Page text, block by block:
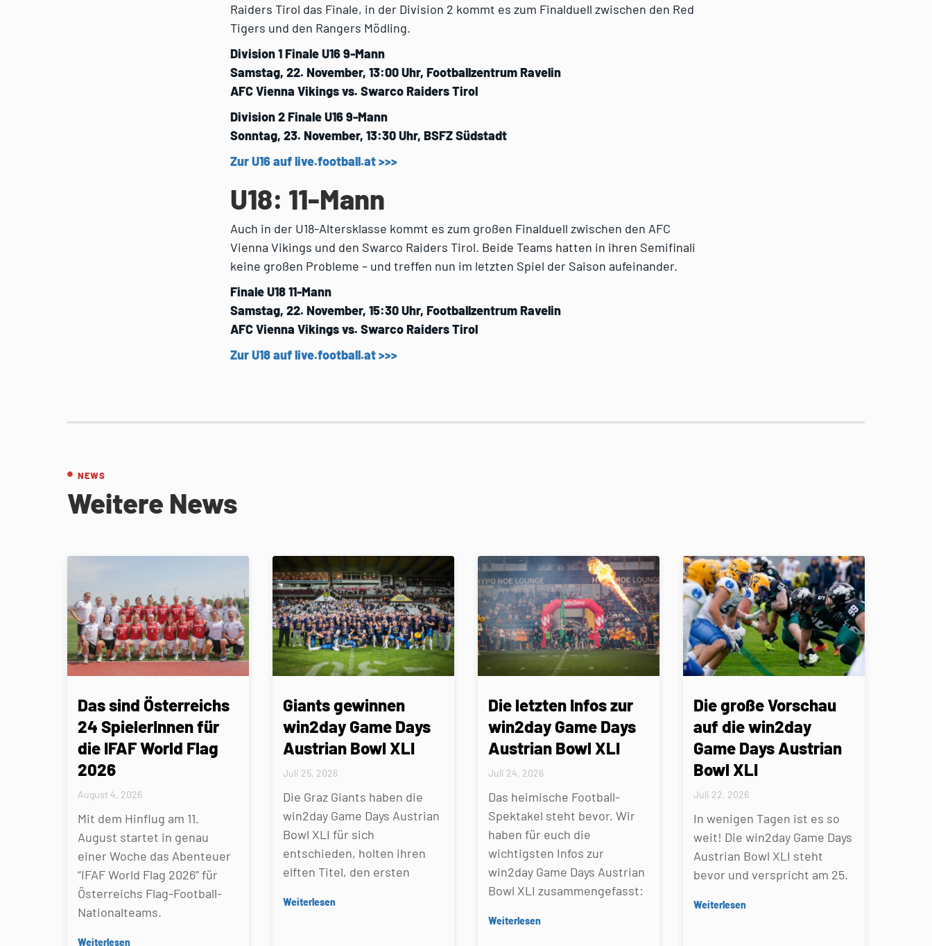
Raiders Tirol das Finale, in der Division 2 kommt es zum Finalduell zwischen den Red
Tigers und den Rangers Mödling.
Division 1 Finale U16 9-Mann
Samstag, 22. November, 13:00 Uhr, Footballzentrum Ravelin
AFC Vienna Vikings vs. Swarco Raiders Tirol
Division 2 Finale U16 9-Mann
Sonntag, 23. November, 13:30 Uhr, BSFZ Südstadt
Zur U16 auf live.football.at >>>
U18: 11-Mann
Auch in der U18-Altersklasse kommt es zum großen Finalduell zwischen den AFC
Vienna Vikings und den Swarco Raiders Tirol. Beide Teams hatten in ihren Semifinali
keine großen Probleme – und treffen nun im letzten Spiel der Saison aufeinander.
Finale U18 11-Mann
Samstag, 22. November, 15:30 Uhr, Footballzentrum Ravelin
AFC Vienna Vikings vs. Swarco Raiders Tirol
Zur U18 auf live.football.at >>>
NEWS
Weitere News
Das sind Österreichs
24 SpielerInnen für
die IFAF World Flag
2026
August 4, 2026
Mit dem Hinflug am 11.
August startet in genau
einer Woche das Abenteuer
“IFAF World Flag 2026” für
Österreichs Flag-Football-
Nationalteams.
Weiterlesen
Giants gewinnen
win2day Game Days
Austrian Bowl XLI
Juli 25, 2026
Die Graz Giants haben die
win2day Game Days Austrian
Bowl XLI für sich
entschieden, holten ihren
elften Titel, den ersten
Weiterlesen
Die letzten Infos zur
win2day Game Days
Austrian Bowl XLI
Juli 24, 2026
Das heimische Football-
Spektakel steht bevor. Wir
haben für euch die
wichtigsten Infos zur
win2day Game Days Austrian
Bowl XLI zusammengefasst:
Weiterlesen
Die große Vorschau
auf die win2day
Game Days Austrian
Bowl XLI
Juli 22, 2026
In wenigen Tagen ist es so
weit! Die win2day Game Days
Austrian Bowl XLI steht
bevor und verspricht am 25.
Weiterlesen